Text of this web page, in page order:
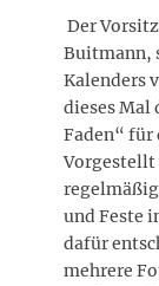
Der
Buitmann,
Kalenders
dieses Mal
Faden“ für
Vorgestellt
und Feste
dafür
mehrere